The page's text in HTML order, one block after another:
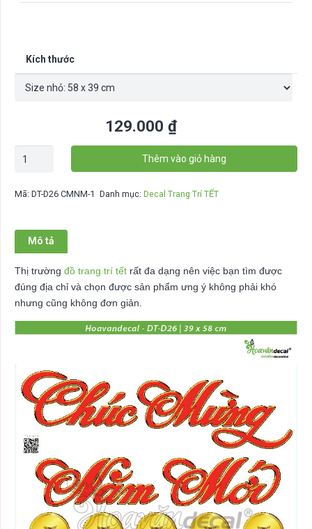
Kích thước
129.000 ₫
tết
D26
Thêm vào giỏ hàng
Mã: DT-D26 CMNM-1 Danh mục:Decal Trang Trí TẾT
Mô tả
Thị trường đồ trang trí tết rất đa dạng nên việc bạn tìm được
đúng địa chỉ và chọn được sản phẩm ưng ý không phải khó
nhưng cũng không đơn giản.